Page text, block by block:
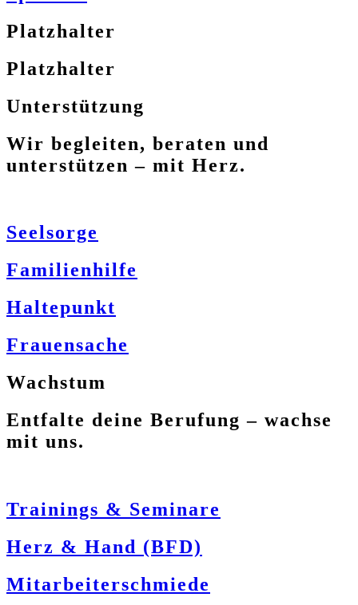
Platzhalter
Platzhalter
Unterstützung
Wir begleiten, beraten und
unterstützen – mit Herz.
Seelsorge
Familienhilfe
Haltepunkt
Frauensache
Wachstum
Entfalte deine Berufung – wachse
mit uns.
Trainings & Seminare
Herz & Hand (BFD)
Mitarbeiterschmiede